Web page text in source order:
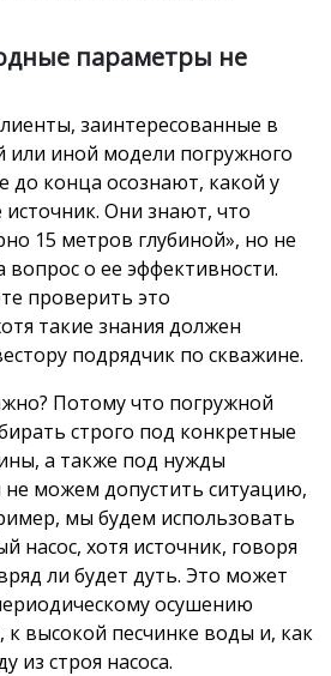
параметры не
заинтересованные в
или иной модели погружного
до конца осознают, какой у
Они знают, что
15 метров глубиной», но не
вопрос о ее эффективности.
проверить это
такие знания должен
подрядчик по скважине.
Потому что погружной
строго под конкретные
а также под нужды
можем допустить ситуацию,
мы будем использовать
насос, хотя источник, говоря
ли будет дуть. Это может
осушению
к высокой песчинке воды и, как
из строя насоса.